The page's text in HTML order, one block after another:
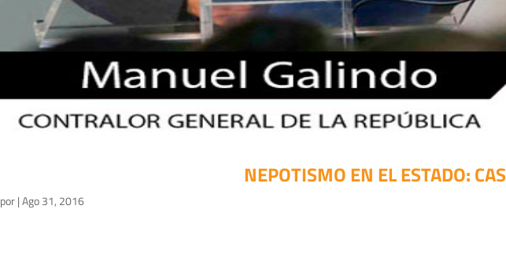
NEPOTISMO EN EL ESTADO:
por|Ago 31, 2016